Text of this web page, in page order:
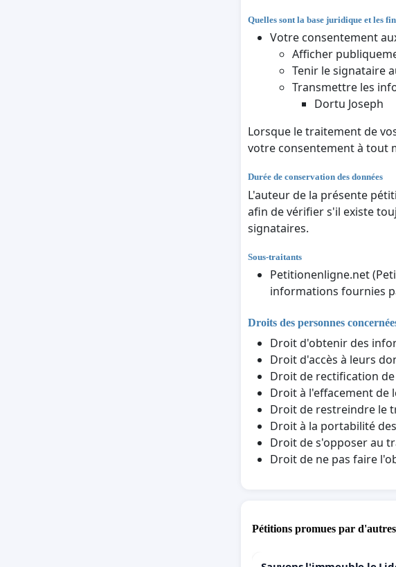
Quelles sont la base juridique et les
Votre consentement
Afficher
Tenir le signataire
Transmettre les
Dortu Joseph
Lorsque le traitement de
votre consentement à tout
Durée de conservation des données
L'auteur de la présente
afin de vérifier s'il existe
signataires.
Sous-traitants
Petitionenligne.net
informations fournies
Droits des personnes
Droit d'obtenir des
Droit d'accès à leurs
Droit de rectification
Droit à l'effacement de
Droit de restreindre le
Droit à la portabilité
Droit de s'opposer au
Droit de ne pas faire
Pétitions promues par